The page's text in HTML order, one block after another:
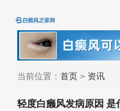
当前位置： 首页> 资讯
轻度白癞风发病原因 是